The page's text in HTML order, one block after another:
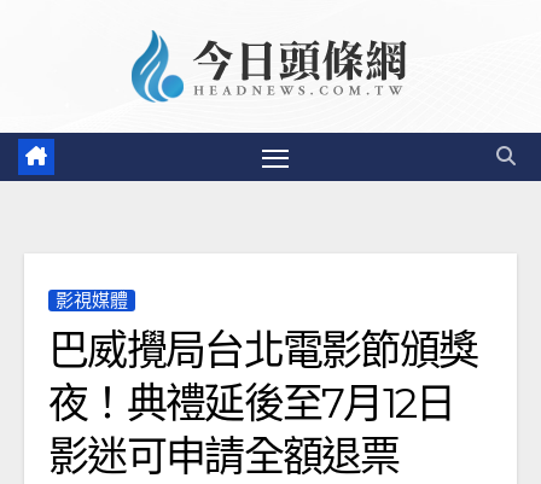
影視媒體
巴威攪局台北電影節頒獎
夜！典禮延後至7月12日
影迷可申請全額退票